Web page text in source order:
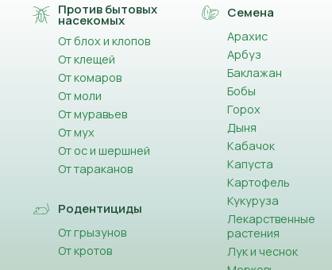
Против бытовых
насекомых
От блох и клопов
От клещей
От комаров
От моли
От муравьев
От мух
От ос и шершней
От тараканов
Родентициды
От грызунов
От кротов
Семена
Арахис
Арбуз
Баклажан
Бобы
Горох
Дыня
Кабачок
Капуста
Картофель
Кукуруза
Лекарственные
растения
Лук и чеснок